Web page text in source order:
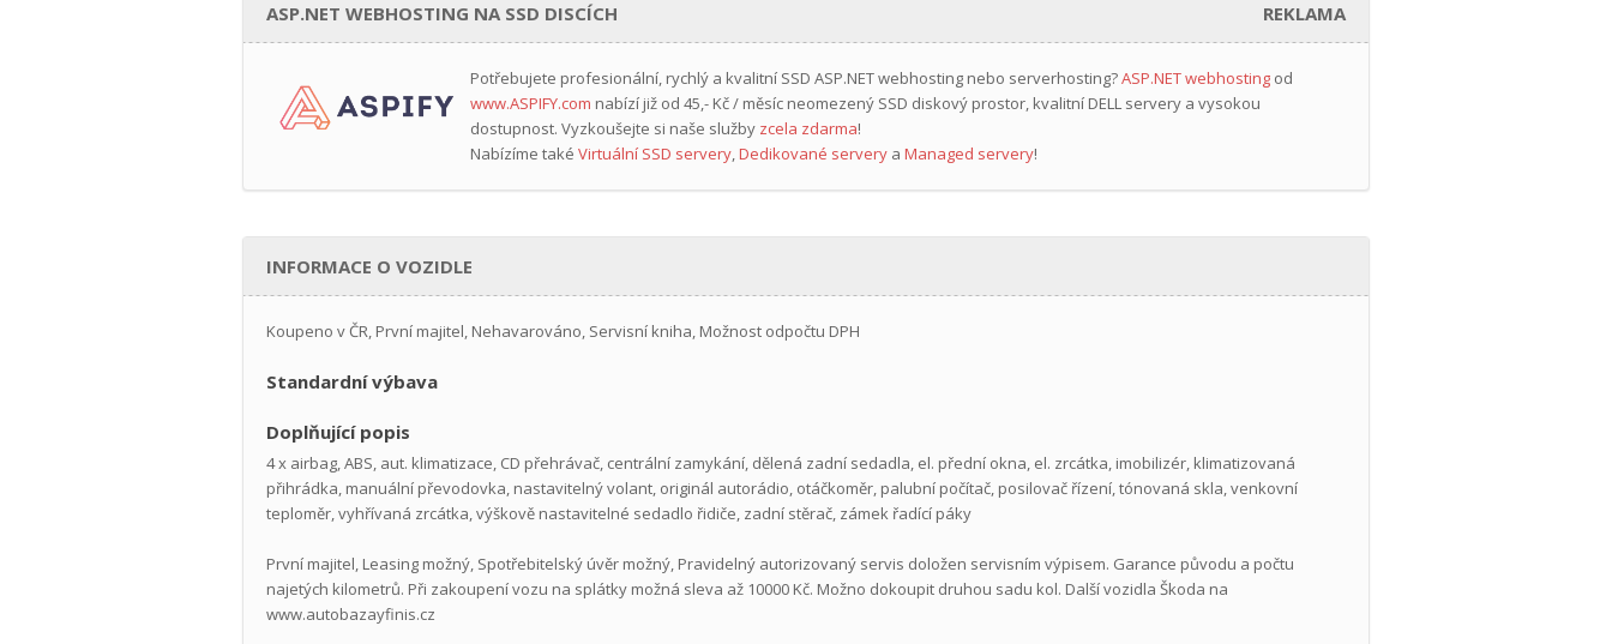
ASP.NET WEBHOSTING NA SSD DISCÍCH REKLAMA
Potřebujete profesionální, rychlý a kvalitní SSD ASP.NET webhosting nebo serverhosting?ASP.NET webhosting od
www.ASPIFY.com nabízí již od 45,- Kč / měsíc neomezený SSD diskový prostor, kvalitní DELL servery a vysokou
dostupnost. Vyzkoušejte si naše služby zcela zdarma!
Nabízíme také Virtuální SSD servery,Dedikované servery a Managed servery!
INFORMACE O VOZIDLE
Koupeno v ČR, První majitel, Nehavarováno, Servisní kniha, Možnost odpočtu DPH
Standardní výbava
Doplňující popis
4 x airbag, ABS, aut. klimatizace, CD přehrávač, centrální zamykání, dělená zadní sedadla, el. přední okna, el. zrcátka, imobilizér, klimatizovaná
přihrádka, manuální převodovka, nastavitelný volant, originál autorádio, otáčkoměr, palubní počítač, posilovač řízení, tónovaná skla, venkovní
teploměr, vyhřívaná zrcátka, výškově nastavitelné sedadlo řidiče, zadní stěrač, zámek řadící páky
První majitel, Leasing možný, Spotřebitelský úvěr možný, Pravidelný autorizovaný servis doložen servisním výpisem. Garance původu a počtu
najetých kilometrů. Při zakoupení vozu na splátky možná sleva až 10000 Kč. Možno dokoupit druhou sadu kol. Další vozidla Škoda na
www.autobazayfinis.cz